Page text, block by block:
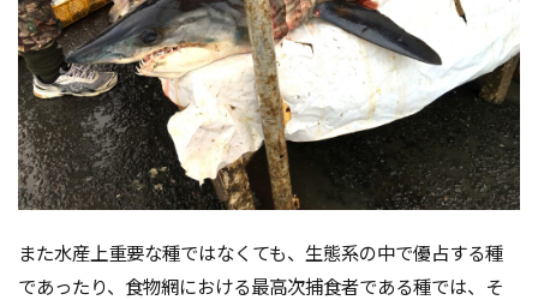
また水産上重要な種ではなくても、生態系の中で優占する種
であったり、食物網における最高次捕食者である種では、そ